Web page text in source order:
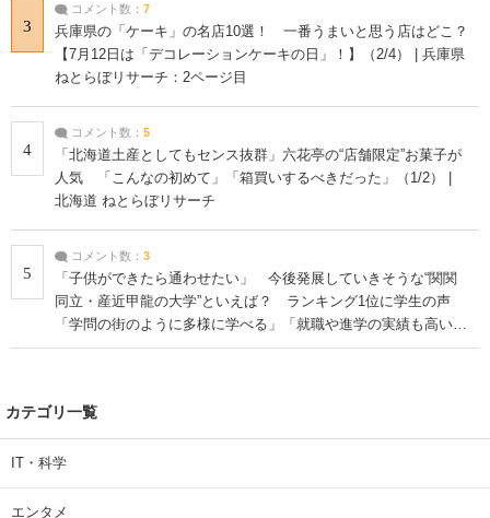
3
コメント数： 7
兵庫県の「ケーキ」の名店10選！ 一番うまいと思う店はどこ？
【7月12日は「デコレーションケーキの日」！】（2/4） | 兵庫県
ねとらぼリサーチ：2ページ目
4
コメント数： 5
「北海道土産としてもセンス抜群」六花亭の“店舗限定”お菓子が
人気 「こんなの初めて」「箱買いするべきだった」（1/2） |
北海道 ねとらぼリサーチ
5
コメント数： 3
「子供ができたら通わせたい」 今後発展していきそうな“関関
同立・産近甲龍の大学”といえば？ ランキング1位に学生の声
「学問の街のように多様に学べる」「就職や進学の実績も高い」
| 大学 ねとらぼリサーチ
カテゴリ一覧
IT・科学
エンタメ